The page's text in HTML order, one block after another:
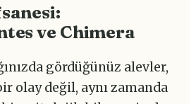
ve Chimera
gördüğünüz alevler,
olay değil, aynı zamanda